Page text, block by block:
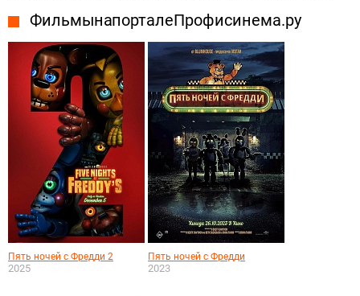
Фильмы на портале Профисинема.ру
Пять ночей с Фредди 2
2025
Пять ночей с Фредди
2023